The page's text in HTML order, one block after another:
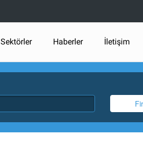
Sektörler Haberler İletişim